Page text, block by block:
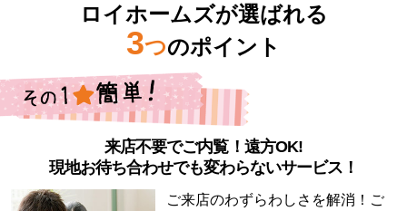
ロイホームズが選ばれる
3つのポイント
来店不要でご内覧！遠方OK!
現地お待ち合わせでも変わらないサービス！
ご来店のわずらわしさを解消！ご